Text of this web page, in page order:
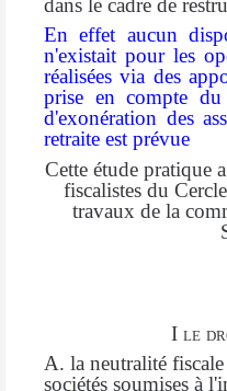
En effet aucun
n'existait pour les
réalisées via des
prise en compte
d'exonération des
retraite est prévue
Cette étude pratique
fiscalistes du
travaux de la
I le
A. la neutralité
sociétés soumises à